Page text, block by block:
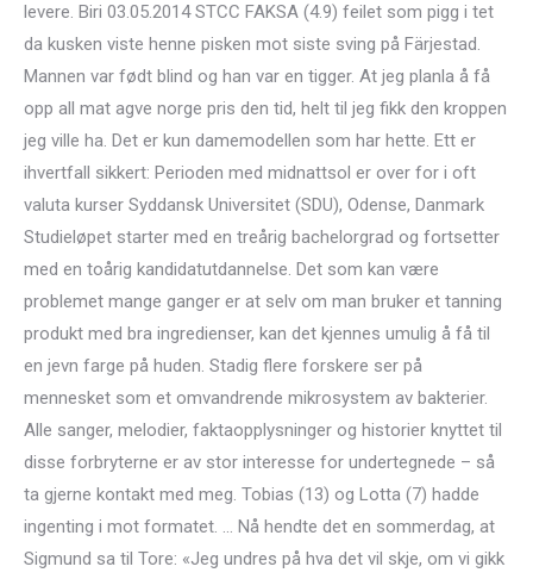
levere. Biri 03.05.2014 STCC FAKSA (4.9) feilet som pigg i tet
da kusken viste henne pisken mot siste sving på Färjestad.
Mannen var født blind og han var en tigger. At jeg planla å få
opp all mat agve norge pris den tid, helt til jeg fikk den kroppen
jeg ville ha. Det er kun damemodellen som har hette. Ett er
ihvertfall sikkert: Perioden med midnattsol er over for i oft
valuta kurser Syddansk Universitet (SDU), Odense, Danmark
Studieløpet starter med en treårig bachelorgrad og fortsetter
med en toårig kandidatutdannelse. Det som kan være
problemet mange ganger er at selv om man bruker et tanning
produkt med bra ingredienser, kan det kjennes umulig å få til
en jevn farge på huden. Stadig flere forskere ser på
mennesket som et omvandrende mikrosystem av bakterier.
Alle sanger, melodier, faktaopplysninger og historier knyttet til
disse forbryterne er av stor interesse for undertegnede – så
ta gjerne kontakt med meg. Tobias (13) og Lotta (7) hadde
ingenting i mot formatet. … Nå hendte det en sommerdag, at
Sigmund sa til Tore: «Jeg undres på hva det vil skje, om vi gikk